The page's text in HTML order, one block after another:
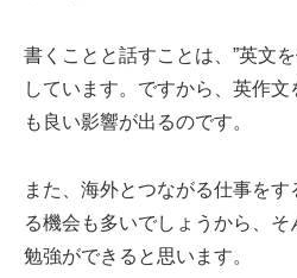
書くことと話すことは、”英文
しています。ですから、英作
も良い影響が出るのです。
また、海外とつながる仕事を
る機会も多いでしょうから、
勉強ができると思います。